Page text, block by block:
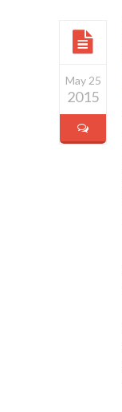
May 25
2015